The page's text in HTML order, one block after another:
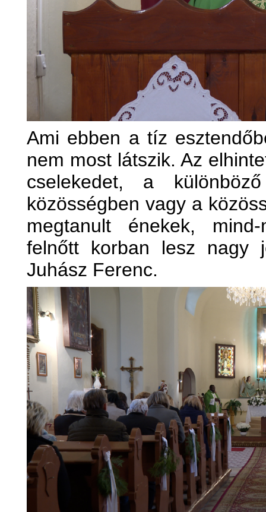
Ami ebben a tíz
nem most látszik. Az
cselekedet, a
közösségben vagy a
megtanult énekek,
felnőtt korban lesz nagy
Juhász Ferenc.